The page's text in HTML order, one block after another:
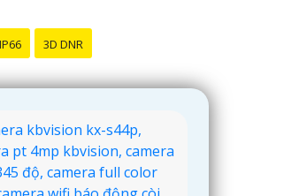
IP66 3D DNR